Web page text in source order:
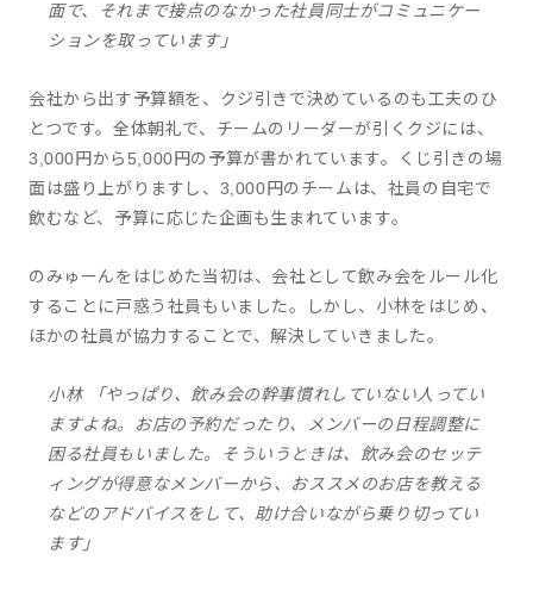
面で、それまで接点のなかった社員同士がコミュニケー
ションを取っています」
会社から出す予算額を、クジ引きで決めているのも工夫のひ
とつです。全体朝礼で、チームのリーダーが引くクジには、
3,000円から5,000円の予算が書かれています。くじ引きの場
面は盛り上がりますし、3,000円のチームは、社員の自宅で
飲むなど、予算に応じた企画も生まれています。
のみゅーんをはじめた当初は、会社として飲み会をルール化
することに戸惑う社員もいました。しかし、小林をはじめ、
ほかの社員が協力することで、解決していきました。
小林 「やっぱり、飲み会の幹事慣れしていない人ってい
ますよね。お店の予約だったり、メンバーの日程調整に
困る社員もいました。そういうときは、飲み会のセッテ
ィングが得意なメンバーから、おススメのお店を教える
などのアドバイスをして、助け合いながら乗り切ってい
ます」